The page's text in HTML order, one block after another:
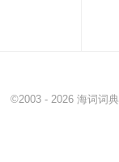
©2003 - 2026 海词词典